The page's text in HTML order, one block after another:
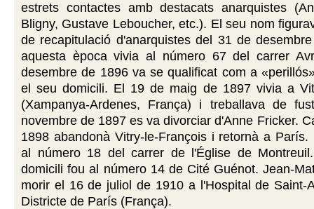
estrets contactes amb destacats anarquistes
Bligny, Gustave Leboucher, etc.). El seu nom
de recapitulació d'anarquistes del 31 de
aquesta època vivia al número 67 del carrer
desembre de 1896 va se qualificat com a
el seu domicili. El 19 de maig de 1897 vivia a
(Xampanya-Ardenes, França) i treballava de
novembre de 1897 es va divorciar d'Anne Fricker.
1898 abandonà Vitry-le-François i retornà a París.
al número 18 del carrer de l'Église de
domicili fou al número 14 de Cité Guénot. Jean-
morir el 16 de juliol de 1910 a l'Hospital de Saint-
Districte de París (França).